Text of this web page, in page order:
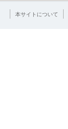
本サイトについて